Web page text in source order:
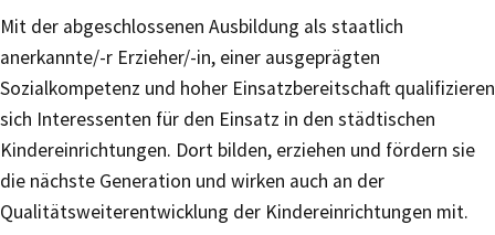
Mit der abgeschlossenen Ausbildung als staatlich
anerkannte/-r Erzieher/-in, einer ausgeprägten
Sozialkompetenz und hoher Einsatzbereitschaft qualifizieren
sich Interessenten für den Einsatz in den städtischen
Kindereinrichtungen. Dort bilden, erziehen und fördern sie
die nächste Generation und wirken auch an der
Qualitätsweiterentwicklung der Kindereinrichtungen mit.